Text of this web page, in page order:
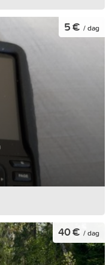
5 € / dag
40 € / dag